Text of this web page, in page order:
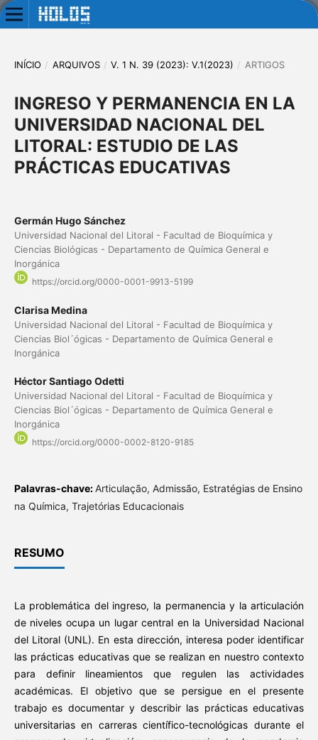
INÍCIO / ARQUIVOS / V. 1 N. 39 (2023): V.1(2023) / ARTIGOS
INGRESO Y PERMANENCIA EN LA
UNIVERSIDAD NACIONAL DEL
LITORAL: ESTUDIO DE LAS
PRÁCTICAS EDUCATIVAS
Germán Hugo Sánchez
Universidad Nacional del Litoral - Facultad de Bioquímica y
Ciencias Biológicas - Departamento de Química General e
Inorgánica
https://orcid.org/0000-0001-9913-5199
Clarisa Medina
Universidad Nacional del Litoral - Facultad de Bioquímica y
Ciencias Biol´ógicas - Departamento de Química General e
Inorgánica
Héctor Santiago Odetti
Universidad Nacional del Litoral - Facultad de Bioquímica y
Ciencias Biol´ógicas - Departamento de Química General e
Inorgánica
https://orcid.org/0000-0002-8120-9185
Palavras-chave:Articulação, Admissão, Estratégias de Ensino
na Química, Trajetórias Educacionais
RESUMO
La problemática del ingreso, la permanencia y la articulación
de niveles ocupa un lugar central en la Universidad Nacional
del Litoral (UNL). En esta dirección, interesa poder identificar
las prácticas educativas que se realizan en nuestro contexto
para definir lineamientos que regulen las actividades
académicas. El objetivo que se persigue en el presente
trabajo es documentar y describir las prácticas educativas
universitarias en carreras científico-tecnológicas durante el